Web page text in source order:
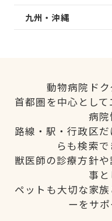
九州・沖縄
動物病院ドク
首都圏を中心とし
病院
路線・駅・行政区
らも検索で
獣医師の診療方針
事と
ペットも大切な家
ーをサポ